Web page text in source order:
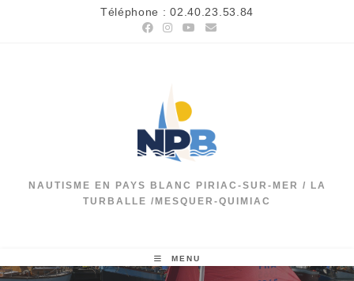
Téléphone : 02.40.23.53.84
NAUTISME EN PAYS BLANC PIRIAC-SUR-MER / LA
TURBALLE /MESQUER-QUIMIAC
MENU